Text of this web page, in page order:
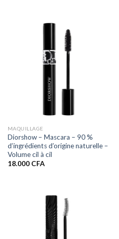
MAQUILLAGE
Diorshow – Mascara – 90 %
d’ingrédients d’origine naturelle –
Volume cil à cil
18.000 CFA